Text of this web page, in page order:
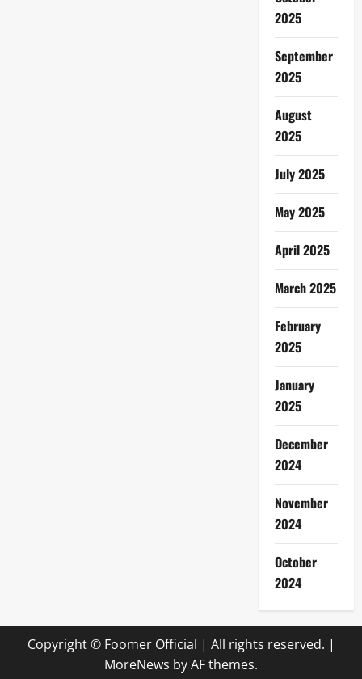
2025
September
2025
August
2025
July 2025
May 2025
April 2025
March 2025
February
2025
January
2025
December
2024
November
2024
October
2024
Copyright © Foomer Official | All rights reserved. |
MoreNews by AF themes.